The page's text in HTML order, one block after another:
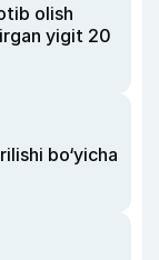
olish
yigit 20
bo‘yicha